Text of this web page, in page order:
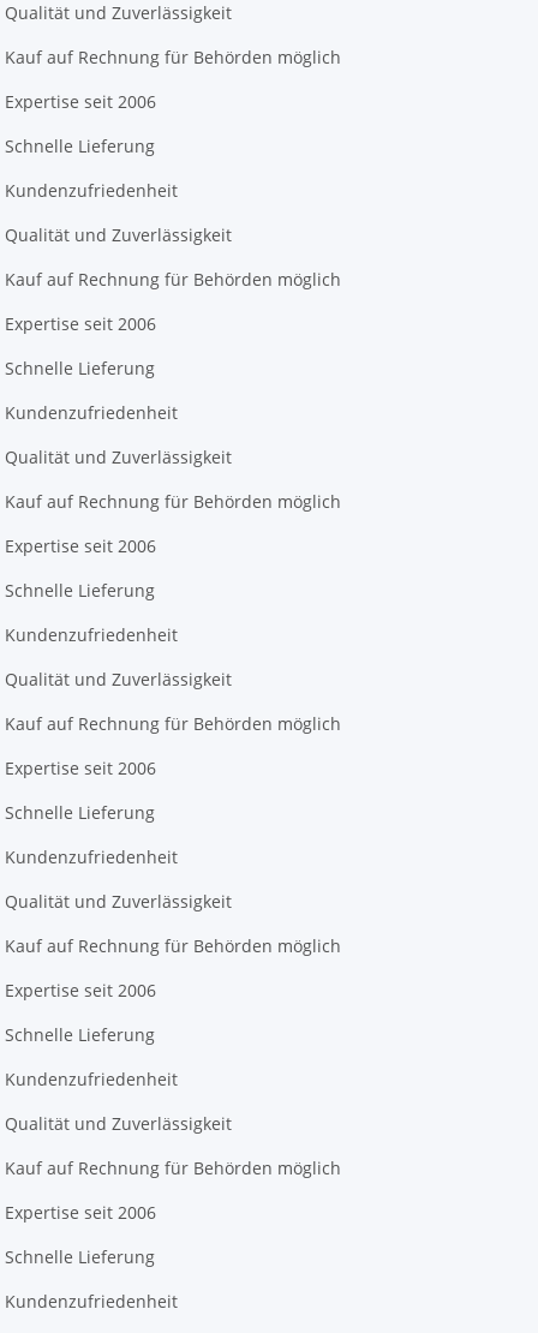
Qualität und Zuverlässigkeit
Kauf auf Rechnung für Behörden möglich
Expertise seit 2006
Schnelle Lieferung
Kundenzufriedenheit
Qualität und Zuverlässigkeit
Kauf auf Rechnung für Behörden möglich
Expertise seit 2006
Schnelle Lieferung
Kundenzufriedenheit
Qualität und Zuverlässigkeit
Kauf auf Rechnung für Behörden möglich
Expertise seit 2006
Schnelle Lieferung
Kundenzufriedenheit
Qualität und Zuverlässigkeit
Kauf auf Rechnung für Behörden möglich
Expertise seit 2006
Schnelle Lieferung
Kundenzufriedenheit
Qualität und Zuverlässigkeit
Kauf auf Rechnung für Behörden möglich
Expertise seit 2006
Schnelle Lieferung
Kundenzufriedenheit
Qualität und Zuverlässigkeit
Kauf auf Rechnung für Behörden möglich
Expertise seit 2006
Schnelle Lieferung
Kundenzufriedenheit